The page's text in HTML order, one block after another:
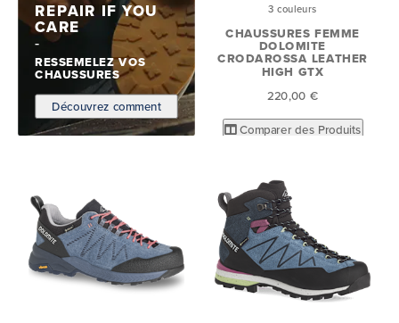
REPAIR IF YOU
CARE
RESSEMELEZ VOS
CHAUSSURES
Découvrez comment
3 couleurs
CHAUSSURES FEMME
DOLOMITE
CRODAROSSA LEATHER
HIGH GTX
220,00 €
Comparer des Produits